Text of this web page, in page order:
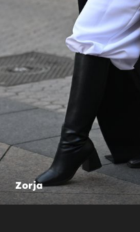
Zorja